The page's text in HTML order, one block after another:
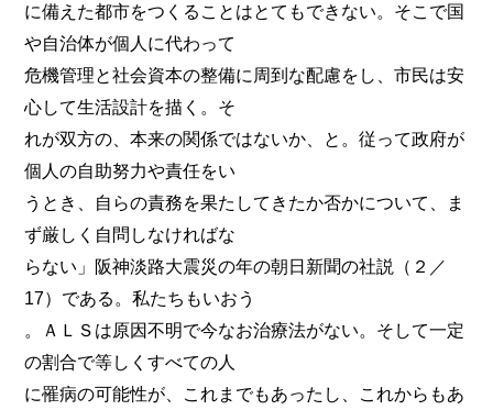
に備えた都市をつくることはとてもできない。そこで国
や自治体が個人に代わって
危機管理と社会資本の整備に周到な配慮をし、市民は安
心して生活設計を描く。そ
れが双方の、本来の関係ではないか、と。従って政府が
個人の自助努力や責任をい
うとき、自らの責務を果たしてきたか否かについて、ま
ず厳しく自問しなければな
らない」阪神淡路大震災の年の朝日新聞の社説（２／
17）である。私たちもいおう
。ＡＬＳは原因不明で今なお治療法がない。そして一定
の割合で等しくすべての人
に罹病の可能性が、これまでもあったし、これからもあ